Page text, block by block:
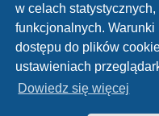
w celach
funkcjonalnych.
dostępu do plików
ustawieniach
Dowiedz się więcej
TWOJE UPRAWNIENIA NA TYM
Nie możesztworzyć nowych tematów
Nie możesz odpowiadać w tematach
Nie możeszzmieniać swoich postów
Nie możeszusuwać swoich postów
dodawać załączników